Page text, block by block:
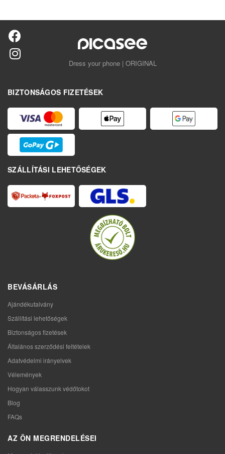
Dress your phone | ORIGINAL
BIZTONSÁGOS FIZETÉSEK
SZÁLLÍTÁSI LEHETŐSÉGEK
BEVÁSÁRLÁS
Ajándékutalvány
Szállítási lehetőségek
Biztonságos fizetések
Általános szerződési feltételek
Adatvédelmi irányelvek
Vélemények
Hogyan válasszunk védőtokot
Blog
FAQs
AZ ÖN MEGRENDELÉSEI